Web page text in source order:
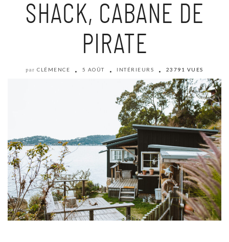
SHACK, CABANE DE
PIRATE
par CLÉMENCE 5 AOÛT INTÉRIEURS 23791 VUES